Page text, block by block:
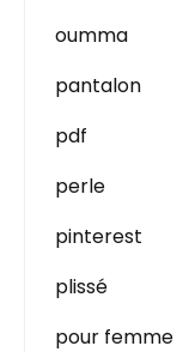
oumma
pantalon
pdf
perle
pinterest
plissé
pour femme